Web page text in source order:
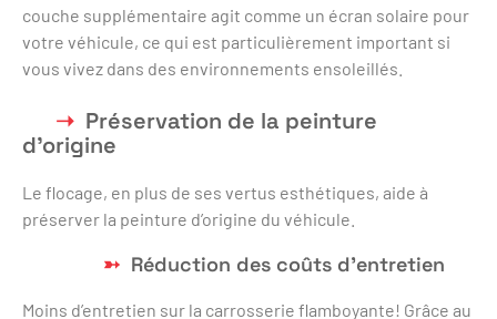
couche supplémentaire agit comme un écran solaire pour
votre véhicule, ce qui est particulièrement important si
vous vivez dans des environnements ensoleillés.
Préservation de la peinture
d’origine
Le flocage, en plus de ses vertus esthétiques, aide à
préserver la peinture d’origine du véhicule.
Réduction des coûts d’entretien
Moins d’entretien sur la carrosserie flamboyante! Grâce au